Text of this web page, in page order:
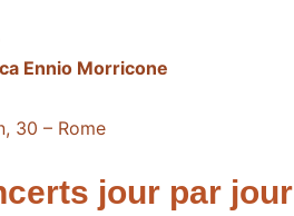
Ennio Morricone
30 – Rome
jour par jour